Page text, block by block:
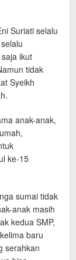
Suriati selalu
ikut
tidak
Syeikh
anak-anak,
ke-15
sumai tidak
anak masih
kedua SMP,
baru
serahkan